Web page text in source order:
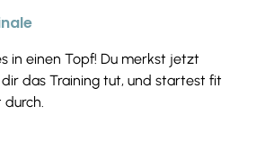
in einen Topf! Du merkst jetzt
das Training tut, und startest fit